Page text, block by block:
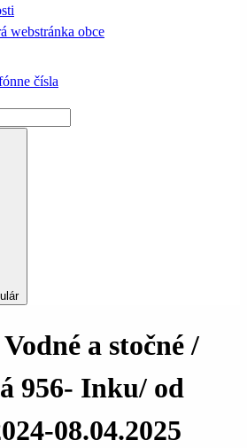
webstránka obce
čísla
a stočné /
956- Inku/ od
08.04.2025